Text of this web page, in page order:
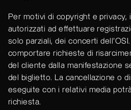
Per motivi di copyright e privacy,
autorizzati ad effettuare
solo parziali, dei concerti
comportare richieste di
del cliente dalla manifestazione
del biglietto. La cancellazione o
eseguite con i relativi media
richiesta.